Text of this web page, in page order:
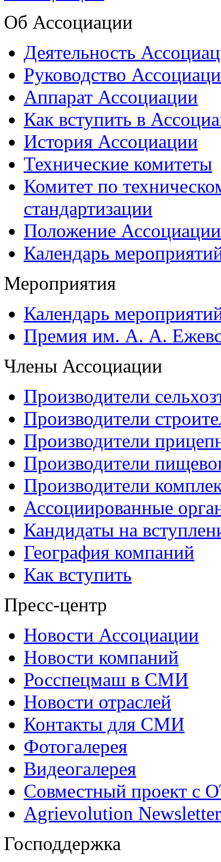
Об Ассоциации
Деятельность
Руководство
Аппарат Ассоциации
Как вступить в
История Ассоциации
Технические комитеты
Комитет по
стандартизации
Положение
Календарь
Мероприятия
Календарь
Премия им. А. А.
Члены Ассоциации
Производители
Производители
Производители
Производители
Производители
Ассоциированные
Кандидаты на
География компаний
Как вступить
Пресс-центр
Новости Ассоциации
Новости компаний
Росспецмаш в СМИ
Новости отраслей
Контакты для СМИ
Фотогалерея
Видеогалерея
Совместный проект с
Agrievolution Newsletter
Господдержка